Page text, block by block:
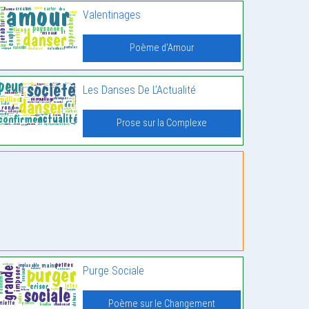
Valentinages
Poème d'Amour
Les Danses De L’Actualité
Prose sur la Complexe
Purge Sociale
Poème sur le Changement